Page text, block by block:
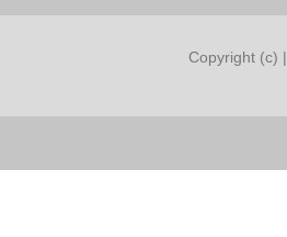
Copyright (c) |